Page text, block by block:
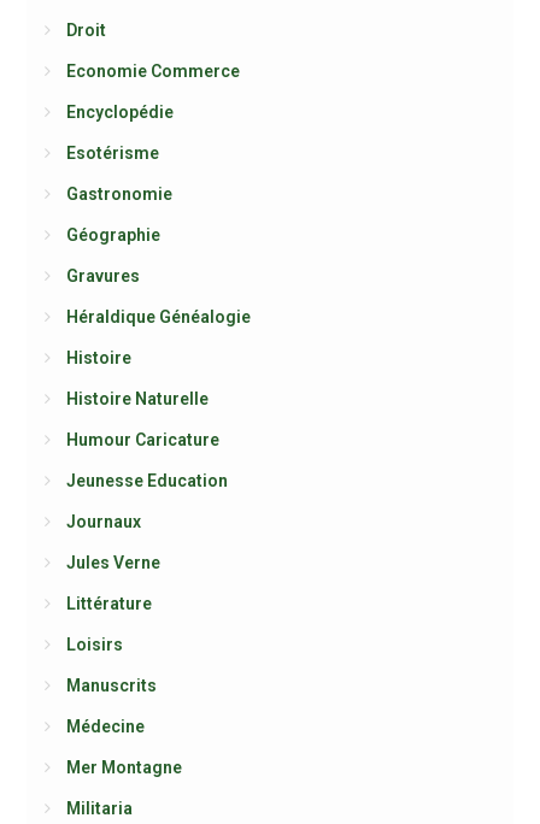
Droit
Economie Commerce
Encyclopédie
Esotérisme
Gastronomie
Géographie
Gravures
Héraldique Généalogie
Histoire
Histoire Naturelle
Humour Caricature
Jeunesse Education
Journaux
Jules Verne
Littérature
Loisirs
Manuscrits
Médecine
Mer Montagne
Militaria